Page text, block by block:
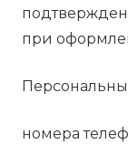
при
номера